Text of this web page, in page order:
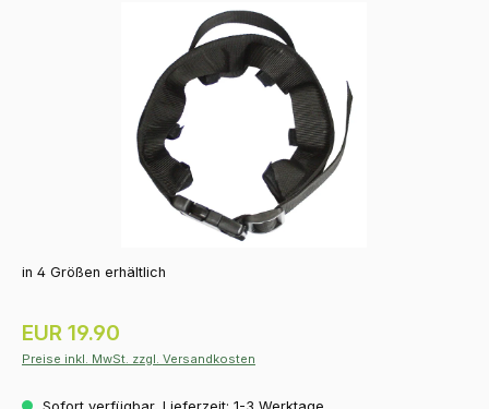
in 4 Größen erhältlich
Regulärer Preis:
EUR 19.90
Preise inkl. MwSt. zzgl. Versandkosten